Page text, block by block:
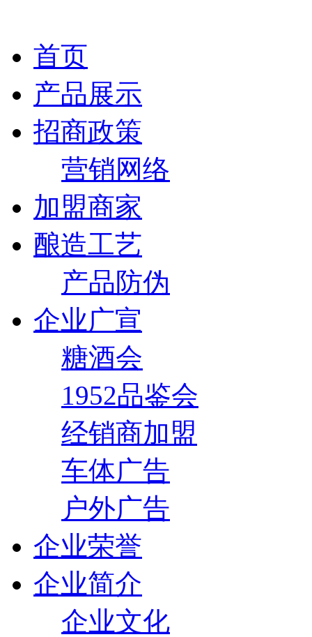
首页
产品展示
招商政策
营销网络
加盟商家
酿造工艺
产品防伪
企业广宣
糖酒会
1952品鉴会
经销商加盟
车体广告
户外广告
企业荣誉
企业简介
企业文化